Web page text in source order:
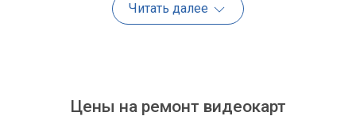
кабель от монитора подключен именно к новой
видеокарте, а не к интегрированному графическому
Проблемы с программным обеспечением
Читать далее
Цены на ремонт видеокарт